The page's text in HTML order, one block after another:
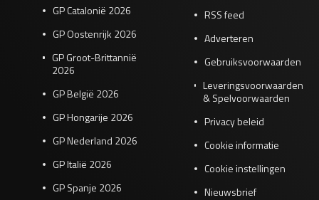
GP Catalonië 2026
GP Oostenrijk 2026
GP Groot-Brittannië
2026
GP België 2026
GP Hongarije 2026
GP Nederland 2026
GP Italië 2026
GP Spanje 2026
RSS feed
Adverteren
Gebruiksvoorwaarden
Leveringsvoorwaarden
& Spelvoorwaarden
Privacy beleid
Cookie informatie
Cookie instellingen
Nieuwsbrief